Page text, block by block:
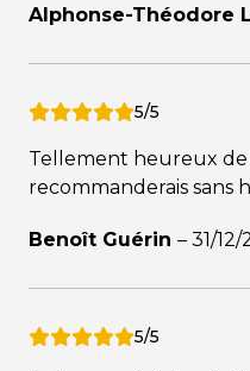
Alphonse-Théodore
5/5
Tellement heureux de
recommanderais sans
Benoît Guérin – 31/
5/5